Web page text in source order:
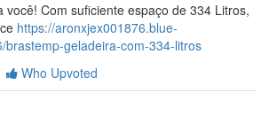
você! Com suficiente espaço de 334 Litros,
https://aronxjex001876.blue-
brastemp-geladeira-com-334-litros
Who Upvoted